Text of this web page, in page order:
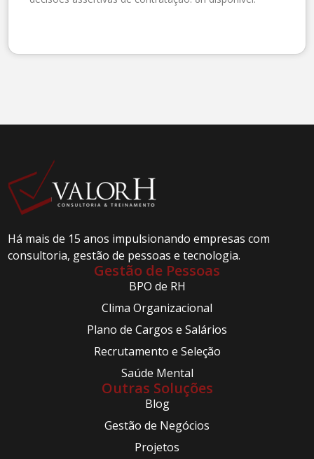
Há mais de 15 anos impulsionando empresas com
consultoria, gestão de pessoas e tecnologia.
Gestão de Pessoas
BPO de RH
Clima Organizacional
Plano de Cargos e Salários
Recrutamento e Seleção
Saúde Mental
Outras Soluções
Blog
Gestão de Negócios
Projetos